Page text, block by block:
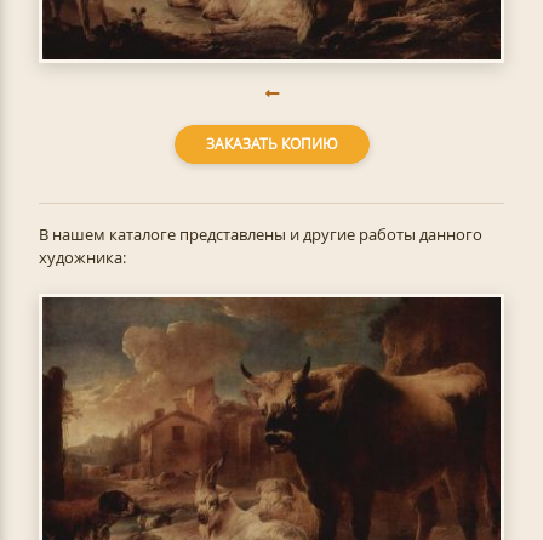
ЗАКАЗАТЬ КОПИЮ
В нашем каталоге представлены и другие работы данного
художника: